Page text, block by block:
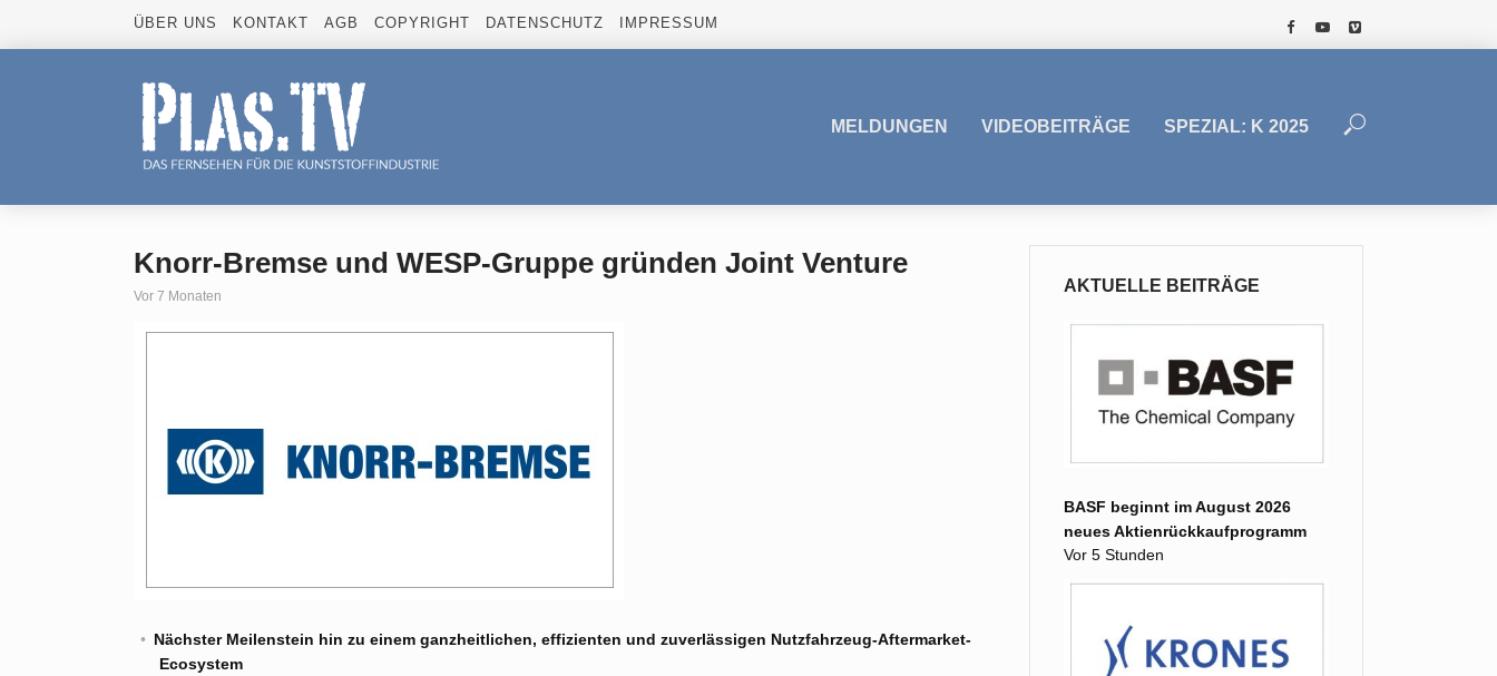
ÜBER UNS KONTAKT AGB COPYRIGHT DATENSCHUTZ IMPRESSUM
MELDUNGEN VIDEOBEITRÄGE SPEZIAL: K 2025
Knorr-Bremse und WESP-Gruppe gründen Joint Venture
Vor 7 Monaten
Nächster Meilenstein hin zu einem ganzheitlichen, effizienten und zuverlässigen Nutzfahrzeug-Aftermarket-
Ecosystem
AKTUELLE BEITRÄGE
BASF beginnt im August 2026
neues Aktienrückkaufprogramm
Vor 5 Stunden